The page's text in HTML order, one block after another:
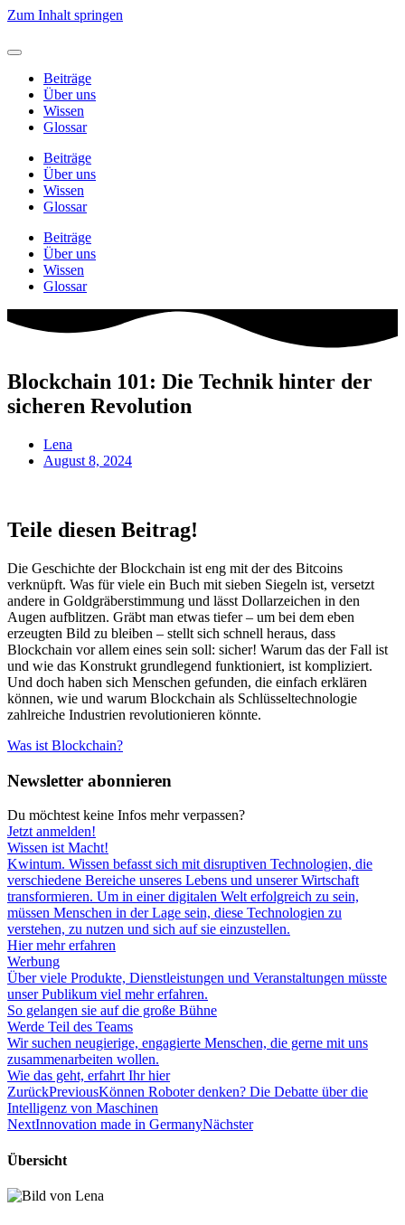
Zum Inhalt springen
Beiträge
Über uns
Wissen
Glossar
Beiträge
Über uns
Wissen
Glossar
Beiträge
Über uns
Wissen
Glossar
Blockchain 101: Die Technik hinter der
sicheren Revolution
Lena
August 8, 2024
Teile diesen Beitrag!
Die Geschichte der Blockchain ist eng mit der des Bitcoins
verknüpft. Was für viele ein Buch mit sieben Siegeln ist, versetzt
andere in Goldgräberstimmung und lässt Dollarzeichen in den
Augen aufblitzen. Gräbt man etwas tiefer – um bei dem eben
erzeugten Bild zu bleiben – stellt sich schnell heraus, dass
Blockchain vor allem eines sein soll: sicher! Warum das der Fall ist
und wie das Konstrukt grundlegend funktioniert, ist kompliziert.
Und doch haben sich Menschen gefunden, die einfach erklären
können, wie und warum Blockchain als Schlüsseltechnologie
zahlreiche Industrien revolutionieren könnte.
Was ist Blockchain?
Newsletter abonnieren
Du möchtest keine Infos mehr verpassen?
Jetzt anmelden!
Wissen ist Macht!
Kwintum. Wissen befasst sich mit disruptiven Technologien, die
verschiedene Bereiche unseres Lebens und unserer Wirtschaft
transformieren. Um in einer digitalen Welt erfolgreich zu sein,
müssen Menschen in der Lage sein, diese Technologien zu
verstehen, zu nutzen und sich auf sie einzustellen.
Hier mehr erfahren
Werbung
Über viele Produkte, Dienstleistungen und Veranstaltungen müsste
unser Publikum viel mehr erfahren.
So gelangen sie auf die große Bühne
Werde Teil des Teams
Wir suchen neugierige, engagierte Menschen, die gerne mit uns
zusammenarbeiten wollen.
Wie das geht, erfahrt Ihr hier
ZurückPreviousKönnen Roboter denken? Die Debatte über die
Intelligenz von Maschinen
NextInnovation made in GermanyNächster
Übersicht